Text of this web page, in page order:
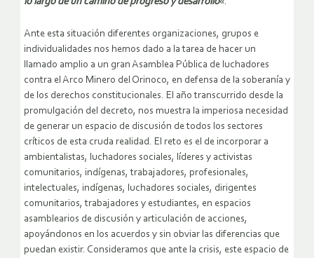
Ante esta situación diferentes organizaciones, grupos e
individualidades nos hemos dado a la tarea de hacer un
llamado amplio a un gran Asamblea Pública de luchadores
contra el Arco Minero del Orinoco, en defensa de la soberanía y
de los derechos constitucionales. El año transcurrido desde la
promulgación del decreto, nos muestra la imperiosa necesidad
de generar un espacio de discusión de todos los sectores
críticos de esta cruda realidad. El reto es el de incorporar a
ambientalistas, luchadores sociales, líderes y activistas
comunitarios, indígenas, trabajadores, profesionales,
intelectuales, indígenas, luchadores sociales, dirigentes
comunitarios, trabajadores y estudiantes, en espacios
asamblearios de discusión y articulación de acciones,
apoyándonos en los acuerdos y sin obviar las diferencias que
puedan existir. Consideramos que ante la crisis, este espacio de